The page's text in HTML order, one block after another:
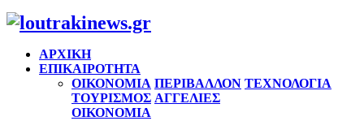
Facebook
Twitter
Instagram
Pinterest
Youtube
ΑΡΧΙΚΗ
ΕΠΙΚΑΙΡΟΤΗΤΑ
ΟΙΚΟΝΟΜΙΑ ΠΕΡΙΒΑΛΛΟΝ ΤΕΧΝΟΛΟΓΙΑ
ΤΟΥΡΙΣΜΟΣ ΑΓΓΕΛΙΕΣ
ΟΙΚΟΝΟΜΙΑ